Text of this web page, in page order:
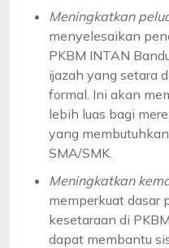
Meningkatkan
menyelesaikan
PKBM INTAN
ijazah yang setara
formal. Ini akan
lebih luas bagi
yang
SMA/SMK.
Meningkatkan
memperkuat dasar
kesetaraan di
dapat membantu